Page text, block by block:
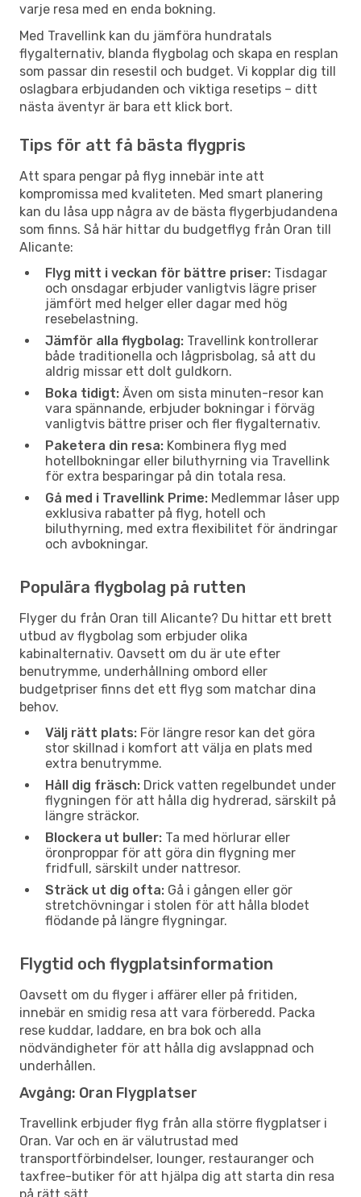
varje resa med en enda bokning.
Med Travellink kan du jämföra hundratals
flygalternativ, blanda flygbolag och skapa en resplan
som passar din resestil och budget. Vi kopplar dig till
oslagbara erbjudanden och viktiga resetips – ditt
nästa äventyr är bara ett klick bort.
Tips för att få bästa flygpris
Att spara pengar på flyg innebär inte att
kompromissa med kvaliteten. Med smart planering
kan du låsa upp några av de bästa flygerbjudandena
som finns. Så här hittar du budgetflyg från Oran till
Alicante:
Flyg mitt i veckan för bättre priser: Tisdagar
och onsdagar erbjuder vanligtvis lägre priser
jämfört med helger eller dagar med hög
resebelastning.
Jämför alla flygbolag: Travellink kontrollerar
både traditionella och lågprisbolag, så att du
aldrig missar ett dolt guldkorn.
Boka tidigt: Även om sista minuten-resor kan
vara spännande, erbjuder bokningar i förväg
vanligtvis bättre priser och fler flygalternativ.
Paketera din resa: Kombinera flyg med
hotellbokningar eller biluthyrning via Travellink
för extra besparingar på din totala resa.
Gå med i Travellink Prime: Medlemmar låser upp
exklusiva rabatter på flyg, hotell och
biluthyrning, med extra flexibilitet för ändringar
och avbokningar.
Populära flygbolag på rutten
Flyger du från Oran till Alicante? Du hittar ett brett
utbud av flygbolag som erbjuder olika
kabinalternativ. Oavsett om du är ute efter
benutrymme, underhållning ombord eller
budgetpriser finns det ett flyg som matchar dina
behov.
Välj rätt plats: För längre resor kan det göra
stor skillnad i komfort att välja en plats med
extra benutrymme.
Håll dig fräsch: Drick vatten regelbundet under
flygningen för att hålla dig hydrerad, särskilt på
längre sträckor.
Blockera ut buller: Ta med hörlurar eller
öronproppar för att göra din flygning mer
fridfull, särskilt under nattresor.
Sträck ut dig ofta: Gå i gången eller gör
stretchövningar i stolen för att hålla blodet
flödande på längre flygningar.
Flygtid och flygplatsinformation
Oavsett om du flyger i affärer eller på fritiden,
innebär en smidig resa att vara förberedd. Packa
rese kuddar, laddare, en bra bok och alla
nödvändigheter för att hålla dig avslappnad och
underhållen.
Avgång: Oran Flygplatser
Travellink erbjuder flyg från alla större flygplatser i
Oran. Var och en är välutrustad med
transportförbindelser, lounger, restauranger och
taxfree-butiker för att hjälpa dig att starta din resa